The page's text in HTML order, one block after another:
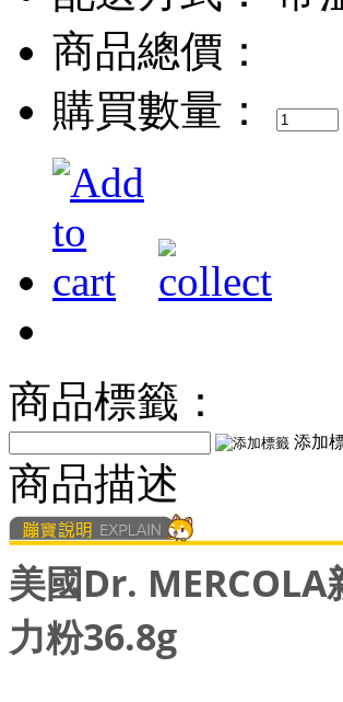
商品總價：
購買數量：
商品標籤：
添加
商品描述
美國Dr.
力粉36.8g